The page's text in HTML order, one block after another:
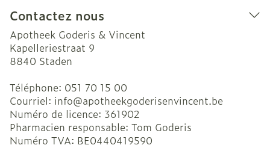
Contactez nous
Apotheek Goderis & Vincent
Kapelleriestraat 9
8840 Staden
Téléphone: 051 70 15 00
Courriel: info@apotheekgoderisenvincent.be
Numéro de licence: 361902
Pharmacien responsable: Tom Goderis
Numéro TVA: BE0440419590